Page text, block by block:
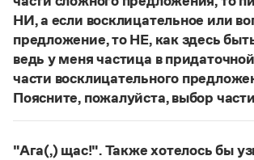
Справочник по фразеологии
Азбучные истины
Словарь-справочник непростые слова
Все справочники портала
Журнал
Новости и события
словарной фиксацией мы не
Страница ответа
НИ, а если восклицательное или
предложение, то НЕ, как здесь
ведь у меня частица в придаточной
части восклицательного
Поясните, пожалуйста, выбор
Правильно:Где бы ты ни был,
"Ага(,) щас!". Также хотелось бы